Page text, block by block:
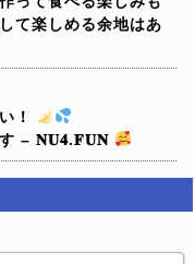
て楽しめる余地はあ
！
す – 𝐍𝐔𝟒.𝐅𝐔𝐍